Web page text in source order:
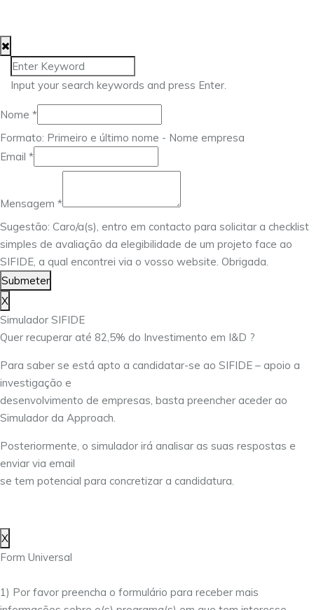
Input your search keywords and press Enter.
Nome *
Formato: Primeiro e último nome - Nome empresa
Mensagem
Email *
Mensagem *
Sugestão: Caro/a(s), entro em contacto para solicitar a checklist
simples de avaliação da elegibilidade de um projeto face ao
SIFIDE, a qual encontrei via o vosso website. Obrigada.
Submeter
X
Simulador SIFIDE
Quer recuperar até 82,5% do Investimento em I&D ?
Para saber se está apto a candidatar-se ao SIFIDE – apoio a
investigação e
desenvolvimento de empresas, basta preencher aceder ao
Simulador da Approach.
Posteriormente, o simulador irá analisar as suas respostas e
enviar via email
se tem potencial para concretizar a candidatura.
X
Form Universal
1) Por favor preencha o formulário para receber mais